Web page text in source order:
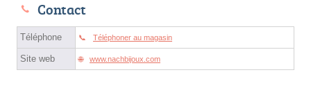
Contact
Téléphone Téléphoner au magasin
Site web www.nachbijoux.com